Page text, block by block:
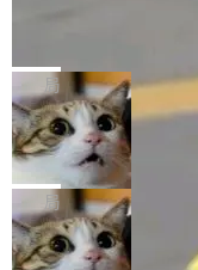
库之一。你的操作系统
施软件，很可能都在用
的人一直在用业余...
i> <li>现在，助手可以直接使用 Exa 的网络搜索
结果回答问题，而无需
（<a href="https://
bug.cgi?id=204...
的 npm 包。项目的核
ent 计算。真正适合的
工程师在这件事上没什
orkers 跑了十年
nce 的话说：「我们一
码，而 AI Agent 不需
late。」 容器为什么不
局
OpenAI 公开邮件和
诉讼，称“Apple is
g”
上个月，苹果一纸诉状
控其挖角苹果前员工并
状把 OpenAI 描述成一
人、套取机密信息的对
局
HUAWEI MatePad